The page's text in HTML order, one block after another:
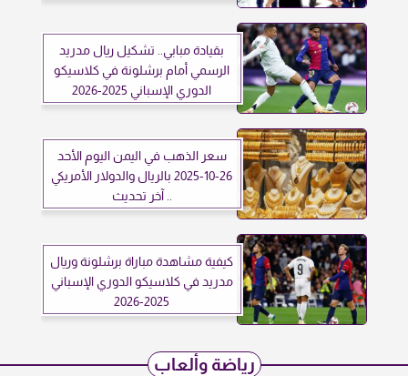
بقيادة مبابي.. تشكيل ريال مدريد
الرسمي أمام برشلونة في كلاسيكو
الدوري الإسباني 2025-2026
سعر الذهب في اليمن اليوم الأحد
26-10-2025 بالريال والدولار الأمريكي
.. آخر تحديث
كيفية مشاهدة مباراة برشلونة وريال
مدريد في كلاسيكو الدوري الإسباني
2025-2026
رياضة وألعاب